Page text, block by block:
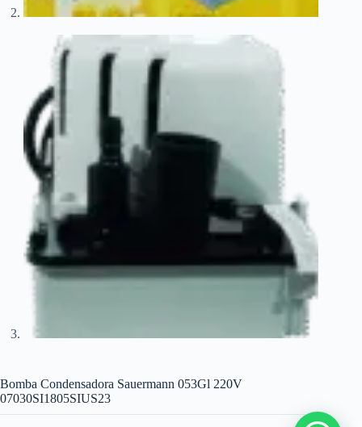
Bomba Condensadora Sauermann 053Gl 220V
07030SI1805SIUS23